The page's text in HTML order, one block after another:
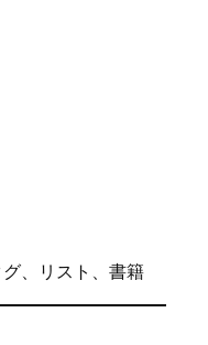
、リスト、書籍